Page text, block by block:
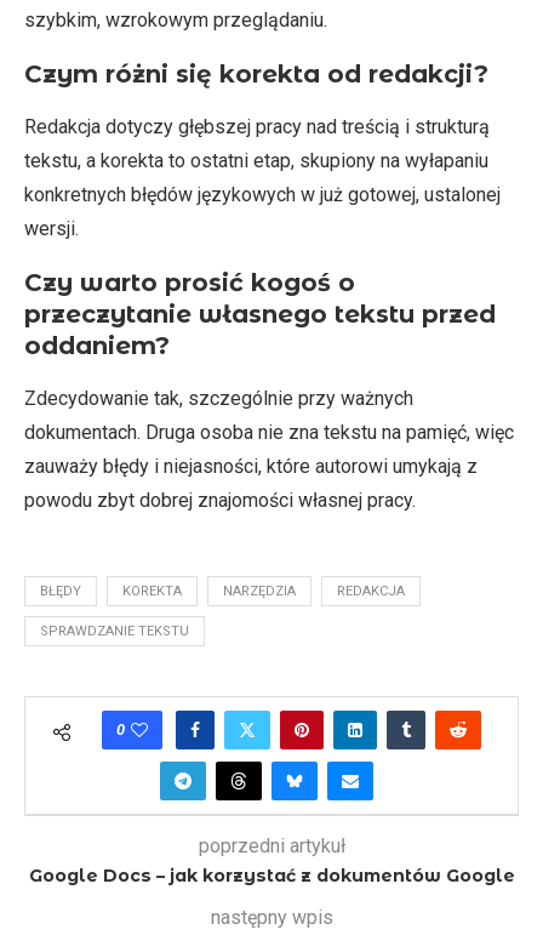
szybkim, wzrokowym przeglądaniu.
Czym różni się korekta od redakcji?
Redakcja dotyczy głębszej pracy nad treścią i strukturą
tekstu, a korekta to ostatni etap, skupiony na wyłapaniu
konkretnych błędów językowych w już gotowej, ustalonej
wersji.
Czy warto prosić kogoś o
przeczytanie własnego tekstu przed
oddaniem?
Zdecydowanie tak, szczególnie przy ważnych
dokumentach. Druga osoba nie zna tekstu na pamięć, więc
zauważy błędy i niejasności, które autorowi umykają z
powodu zbyt dobrej znajomości własnej pracy.
BŁĘDY KOREKTA NARZĘDZIA REDAKCJA
SPRAWDZANIE TEKSTU
0
poprzedni artykuł
Google Docs – jak korzystać z dokumentów Google
następny wpis